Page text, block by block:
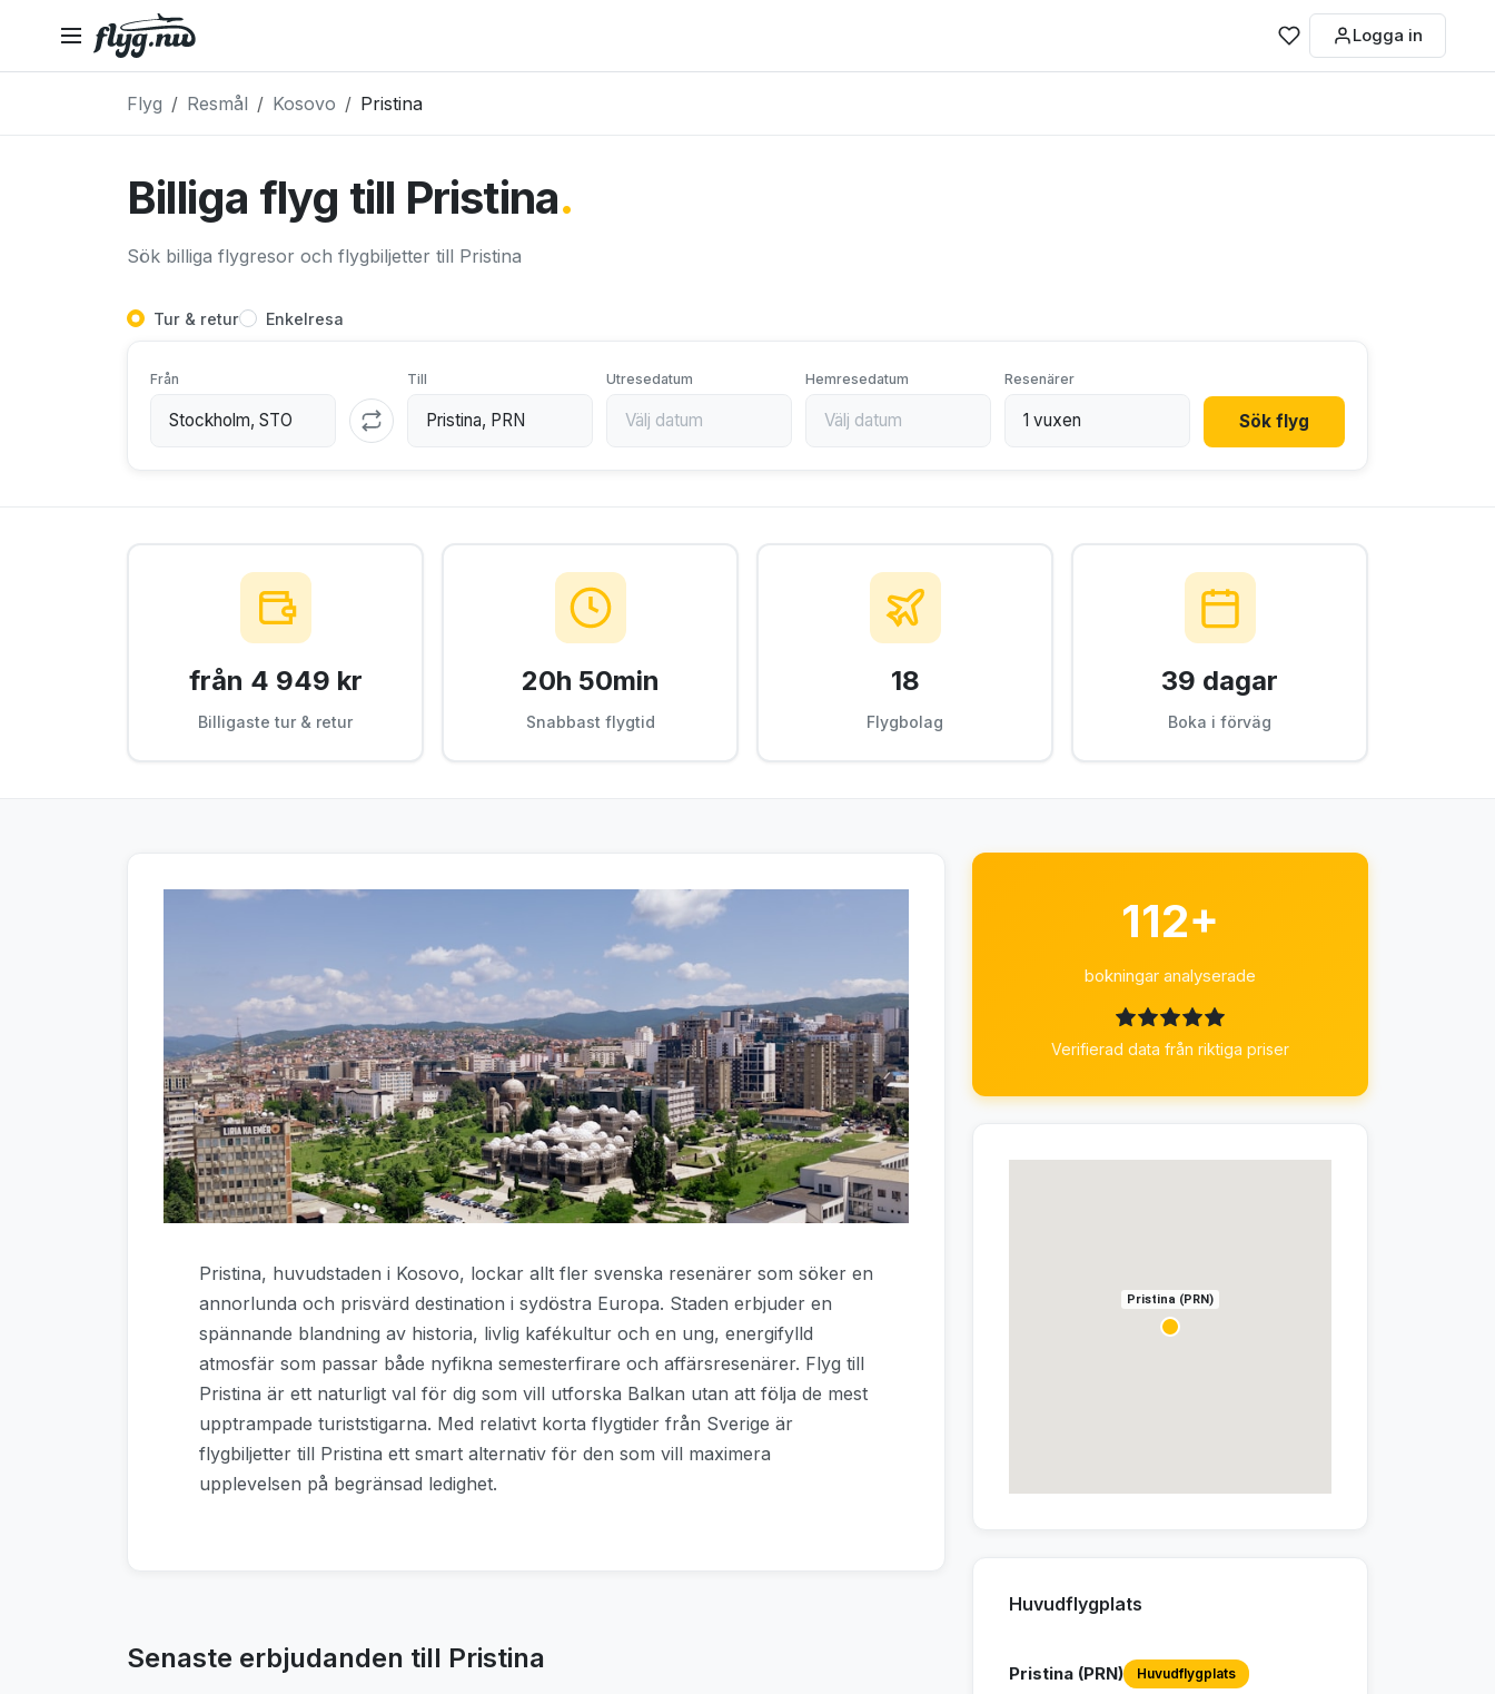
Logga in
Flyg Resmål Kosovo Pristina
Billiga flyg till Pristina.
Sök billiga flygresor och flygbiljetter till Pristina
Tur & retur Enkelresa
Från Till Utresedatum Hemresedatum Resenärer
Sök flyg
från 4 949 kr
Billigaste tur & retur
20h 50min
Snabbast flygtid
18
Flygbolag
39 dagar
Boka i förväg
Pristina, huvudstaden i Kosovo, lockar allt fler svenska resenärer som söker en
annorlunda och prisvärd destination i sydöstra Europa. Staden erbjuder en
spännande blandning av historia, livlig kafékultur och en ung, energifylld
atmosfär som passar både nyfikna semesterfirare och affärsresenärer. Flyg till
Pristina är ett naturligt val för dig som vill utforska Balkan utan att följa de mest
upptrampade turiststigarna. Med relativt korta flygtider från Sverige är
flygbiljetter till Pristina ett smart alternativ för den som vill maximera
upplevelsen på begränsad ledighet.
Senaste erbjudanden till Pristina
112+
bokningar analyserade
Verifierad data från riktiga priser
Pristina (PRN)
Huvudflygplats
Pristina (PRN) Huvudflygplats